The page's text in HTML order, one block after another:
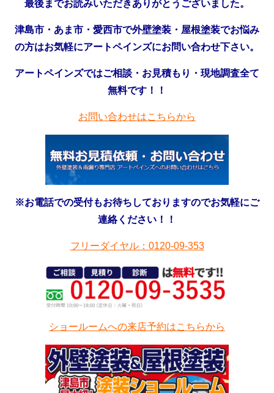
最後までお読みいただきありがとうございました。
津島市・あま市・愛西市で外壁塗装・屋根塗装でお悩み
の方はお気軽にアートペインズにお問い合わせ下さい。
アートペインズではご相談・お見積もり・現地調査全て
無料です！！
お問い合わせはこちらから
※お電話での受付もお待ちしておりますのでお気軽にご
連絡ください！！
フリーダイヤル：0120-09-353
ショールームへの来店予約はこちらから